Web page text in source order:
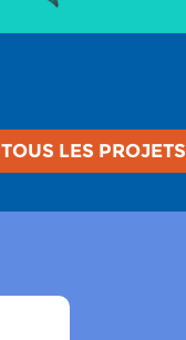
TOUS LES PROJETS